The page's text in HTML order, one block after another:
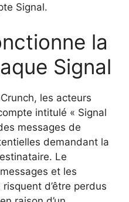
Signal.
la
Signal
les acteurs
intitulé « Signal
messages de
demandant la
Le
et les
d’être perdus